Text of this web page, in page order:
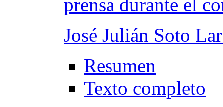
prensa durante el
José Julián Soto
Resumen
Texto completo